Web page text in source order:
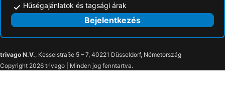
Hűségajánlatok és tagsági árak
Bejelentkezés
trivago N.V., Kesselstraße 5 – 7, 40221 Düsseldorf, Németország
Copyright 2026 trivago | Minden jog fenntartva.